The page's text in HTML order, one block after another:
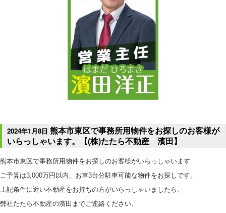
2024年1月8日 熊本市東区で事務所用物件をお探しのお客様が
いらっしゃいます。【(株)たたら不動産 濱田】
熊本市東区で事務所用物件をお探しのお客様がいらっしゃいます
ご予算は3,000万円以内、お車3台分駐車可能な物件をお探しです。
上記条件に近い不動産をお持ちの方がいらっしゃいましたら、
弊社たたら不動産の濱田までご連絡ください。